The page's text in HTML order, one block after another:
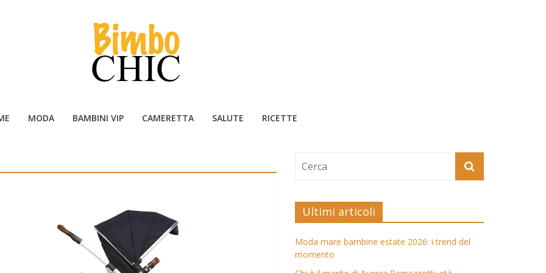
MODA BAMBINI VIP CAMERETTA SALUTE RICETTE
Ultimi articoli
Moda mare bambine estate 2026: i trend del
momento